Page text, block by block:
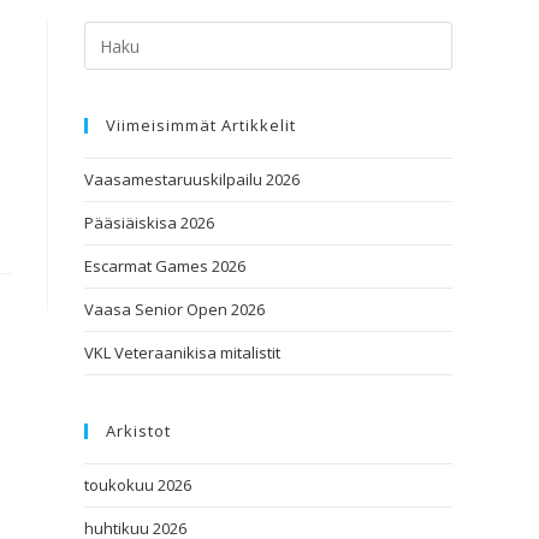
Viimeisimmät Artikkelit
Vaasamestaruuskilpailu 2026
Pääsiäiskisa 2026
Escarmat Games 2026
Vaasa Senior Open 2026
VKL Veteraanikisa mitalistit
Arkistot
toukokuu 2026
huhtikuu 2026